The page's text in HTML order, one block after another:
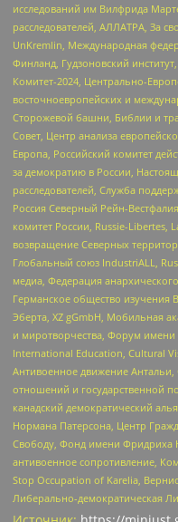
исследований им Вилфрида
расследователей, АЛЛАТРА, За
UnKremlin, Международная
Финланд, Гудзоновский
Комитет-2024, Центрально-
восточноевропейских и
Сторожевой башни, Библии и
Совет, Центр анализа
Европа, Российский комитет
за демократию в России,
расследователей, Служба
Россия Северный Рейн-
комитет России, Russie-Libertes,
возвращение Северных
Глобальный союз IndustriALL,
медиа, Федерация
Германское общество
Эберта, XZ gGmbH, Мобильная
и миротворчества, Форум
International Education, Cultural
Антивоенное движение
отношений и государственной
канадский демократический
Нормана Патерсона, Центр
Свободу, Фонд имени Фридриха
антивоенное сопротивление,
Stop Occupation of Karelia,
Либерально-демократическая